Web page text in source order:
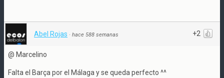
+2
Abel Rojas · hace 588 semanas
@ Marcelino
Falta el Barça por el Málaga y se queda perfecto ^^